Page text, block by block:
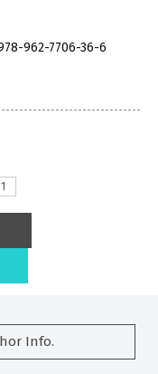
962-7706-36-6
Info.